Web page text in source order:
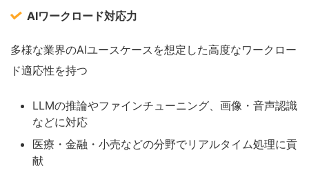
AIワークロード対応力
多様な業界のAIユースケースを想定した高度なワークロー
ド適応性を持つ
LLMの推論やファインチューニング、画像・音声認識
などに対応
医療・金融・小売などの分野でリアルタイム処理に貢
献